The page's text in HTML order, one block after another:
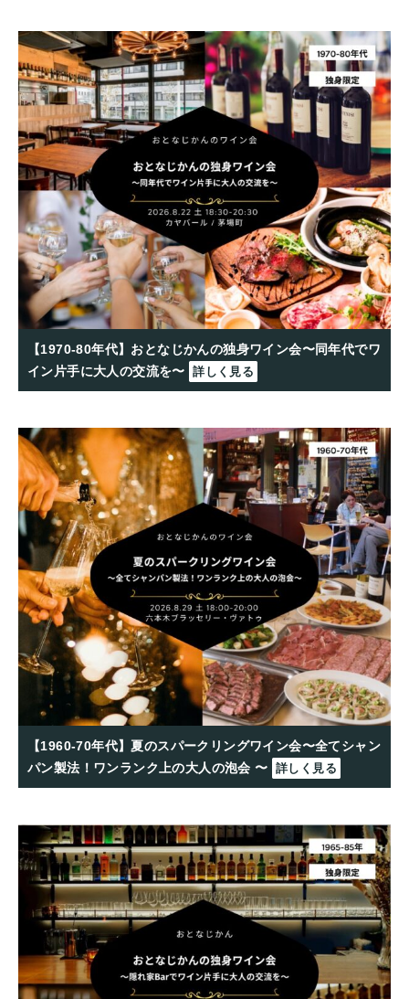
【1970-80年代】おとなじかんの独身ワイン会〜同年代でワ
イン片手に大人の交流を〜
詳しく見る
【1960-70年代】夏のスパークリングワイン会〜全てシャン
パン製法！ワンランク上の大人の泡会 〜 詳しく見る